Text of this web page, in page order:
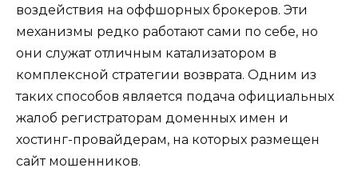
воздействия на оффшорных брокеров. Эти
механизмы редко работают сами по себе, но
они служат отличным катализатором в
комплексной стратегии возврата. Одним из
таких способов является подача официальных
жалоб регистраторам доменных имен и
хостинг-провайдерам, на которых размещен
сайт мошенников.